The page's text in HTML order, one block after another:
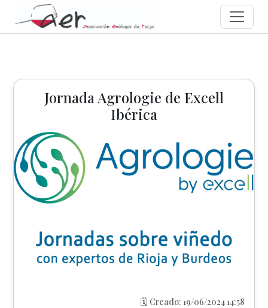
Jornada Agrologie de Excell
Ibérica
🗓️ Creado: 19/06/2024 14:58